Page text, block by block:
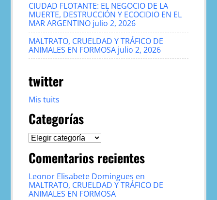
CIUDAD FLOTANTE: EL NEGOCIO DE LA
MUERTE, DESTRUCCIÓN Y ECOCIDIO EN EL
MAR ARGENTINO julio 2, 2026
MALTRATO, CRUELDAD Y TRÁFICO DE
ANIMALES EN FORMOSA julio 2, 2026
twitter
Mis tuits
Categorías
Categorías
Comentarios recientes
Leonor Elisabete Domingues en
MALTRATO, CRUELDAD Y TRÁFICO DE
ANIMALES EN FORMOSA